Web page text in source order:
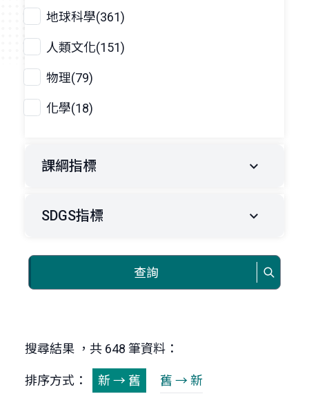
地球科學(361)
人類文化(151)
物理(79)
化學(18)
課綱指標
SDGS指標
查詢
搜尋結果 ，共 648 筆資料：
排序方式： 新 → 舊 舊 → 新